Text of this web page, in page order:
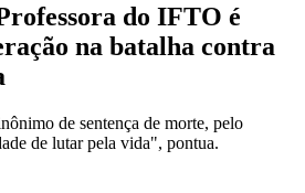
do IFTO é
na batalha contra
de sentença de morte, pelo
de lutar pela vida", pontua.